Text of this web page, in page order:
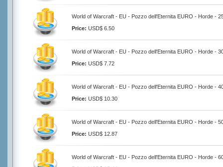
World of Warcraft - EU - Pozzo dell'Eternita EURO - Horde -
Price: USD$ 6.50
World of Warcraft - EU - Pozzo dell'Eternita EURO - Horde -
Price: USD$ 7.72
World of Warcraft - EU - Pozzo dell'Eternita EURO - Horde -
Price: USD$ 10.30
World of Warcraft - EU - Pozzo dell'Eternita EURO - Horde -
Price: USD$ 12.87
World of Warcraft - EU - Pozzo dell'Eternita EURO - Horde -